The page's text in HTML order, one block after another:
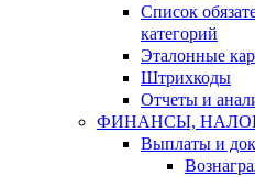
Cписок
категорий
Эталонные
Штрихкоды
Отчеты и
ФИНАНСЫ,
Выплаты и